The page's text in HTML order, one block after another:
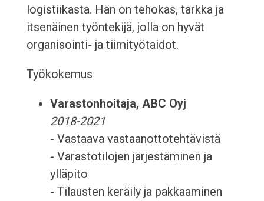
logistiikasta. Hän on tehokas, tarkka ja
itsenäinen työntekijä, jolla on hyvät
organisointi- ja tiimityötaidot.
Työkokemus
Varastonhoitaja, ABC Oyj
2018-2021
- Vastaava vastaanottotehtävistä
- Varastotilojen järjestäminen ja
ylläpito
- Tilausten keräily ja pakkaaminen